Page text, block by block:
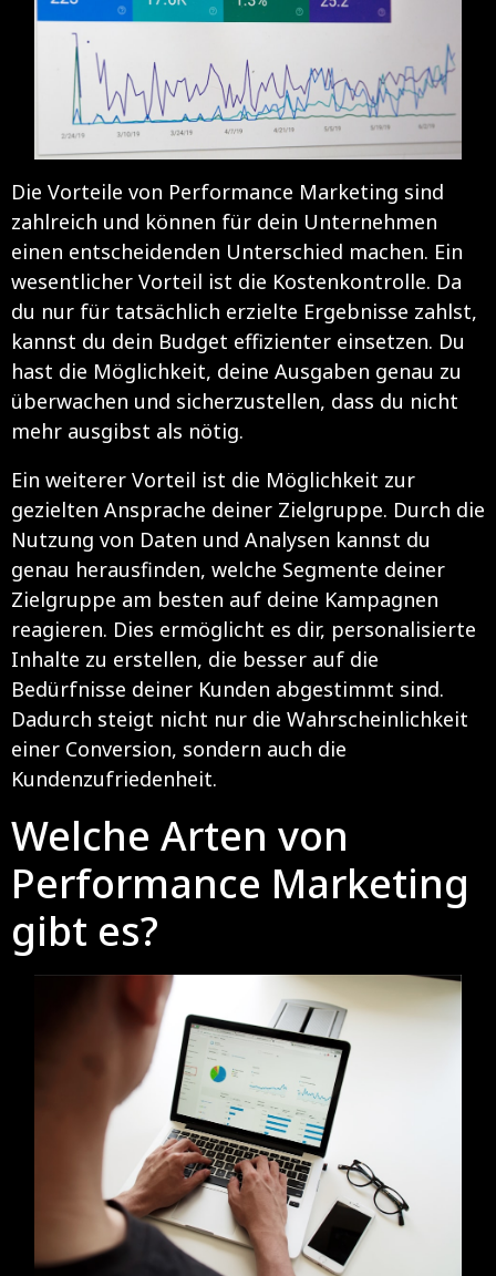
Die Vorteile von Performance Marketing sind
zahlreich und können für dein Unternehmen
einen entscheidenden Unterschied machen. Ein
wesentlicher Vorteil ist die Kostenkontrolle. Da
du nur für tatsächlich erzielte Ergebnisse zahlst,
kannst du dein Budget effizienter einsetzen. Du
hast die Möglichkeit, deine Ausgaben genau zu
überwachen und sicherzustellen, dass du nicht
mehr ausgibst als nötig.
Ein weiterer Vorteil ist die Möglichkeit zur
gezielten Ansprache deiner Zielgruppe. Durch die
Nutzung von Daten und Analysen kannst du
genau herausfinden, welche Segmente deiner
Zielgruppe am besten auf deine Kampagnen
reagieren. Dies ermöglicht es dir, personalisierte
Inhalte zu erstellen, die besser auf die
Bedürfnisse deiner Kunden abgestimmt sind.
Dadurch steigt nicht nur die Wahrscheinlichkeit
einer Conversion, sondern auch die
Kundenzufriedenheit.
Welche Arten von
Performance Marketing
gibt es?